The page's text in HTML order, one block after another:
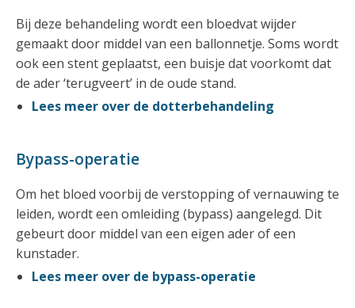
Bij deze behandeling wordt een bloedvat wijder
gemaakt door middel van een ballonnetje. Soms wordt
ook een stent geplaatst, een buisje dat voorkomt dat
de ader ‘terugveert’ in de oude stand.
Lees meer over de dotterbehandeling
Bypass-operatie
Om het bloed voorbij de verstopping of vernauwing te
leiden, wordt een omleiding (bypass) aangelegd. Dit
gebeurt door middel van een eigen ader of een
kunstader.
Lees meer over de bypass-operatie